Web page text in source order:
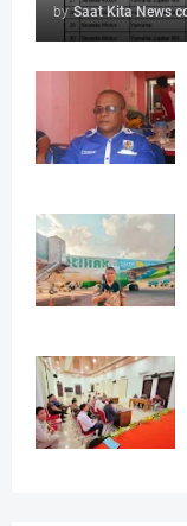
by Saat Kita News